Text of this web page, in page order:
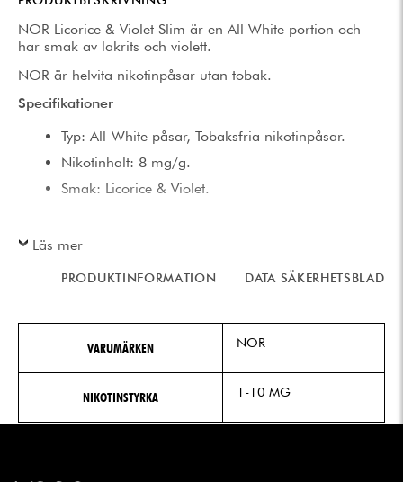
NOR Licorice & Violet Slim är en All White portion och
har smak av lakrits och violett.
NOR är helvita nikotinpåsar utan tobak.
Specifikationer
Typ: All-White påsar, Tobaksfria nikotinpåsar.
Nikotinhalt: 8 mg/g.
Smak: Licorice & Violet.
Läs mer
PRODUKTINFORMATION DATA SÄKERHETSBLAD
VARUMÄRKEN NOR
NIKOTINSTYRKA 1-10 MG